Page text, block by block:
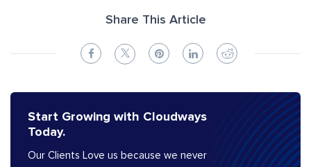
Share This Article
Start Growing with Cloudways
Today.
Our Clients Love us because we never